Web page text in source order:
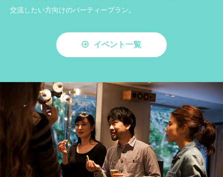
交流したい方向けのパーティープラン。
イベント一覧